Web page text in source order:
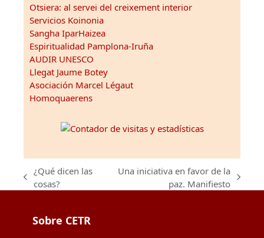
Otsiera: al servei del creixement interior
Servicios Koinonia
Sangha IparHaizea
Espiritualidad Pamplona-Iruña
AUDIR UNESCO
Llegat Jaume Botey
Asociación Marcel Légaut
Homoquaerens
previous
¿Qué dicen las
cosas?
Una iniciativa en favor de la
paz. Manifiesto
Sobre CETR